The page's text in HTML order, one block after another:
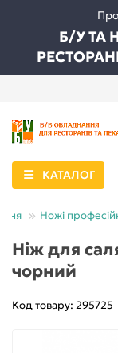
Б/У ТА
КАТАЛОГ
Ножі
Ніж для
чорний
Код товару: 295725